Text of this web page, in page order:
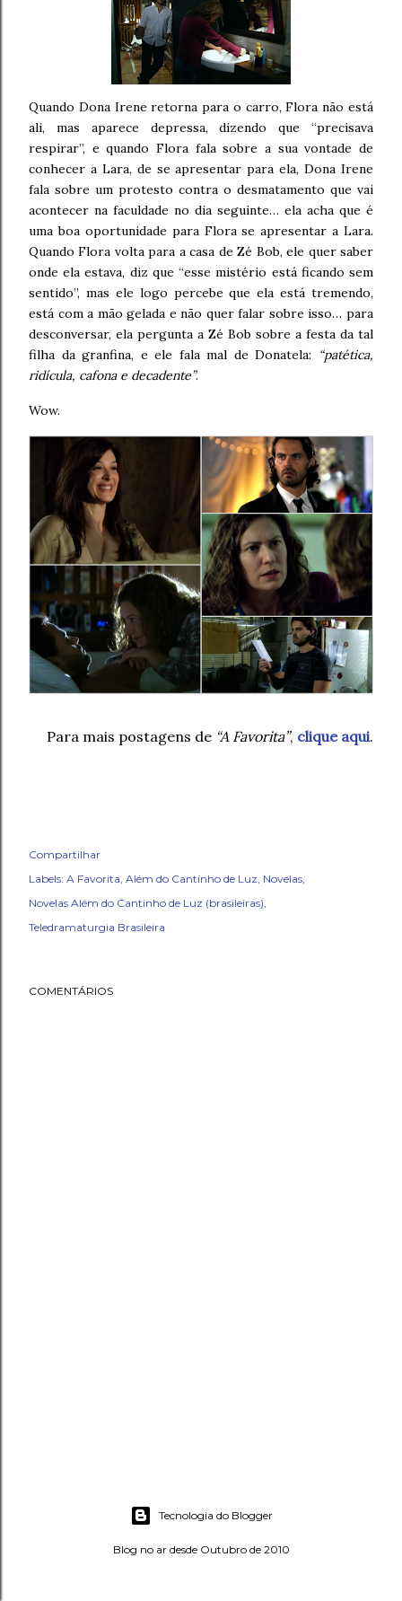
Quando Dona Irene retorna para o carro, Flora não está
ali, mas aparece depressa, dizendo que “precisava
respirar”, e quando Flora fala sobre a sua vontade de
conhecer a Lara, de se apresentar para ela, Dona Irene
fala sobre um protesto contra o desmatamento que vai
acontecer na faculdade no dia seguinte… ela acha que é
uma boa oportunidade para Flora se apresentar a Lara.
Quando Flora volta para a casa de Zé Bob, ele quer saber
onde ela estava, diz que “esse mistério está ficando sem
sentido”, mas ele logo percebe que ela está tremendo,
está com a mão gelada e não quer falar sobre isso… para
desconversar, ela pergunta a Zé Bob sobre a festa da tal
filha da granfina, e ele fala mal de Donatela:
“patética,
ridícula, cafona e decadente”.
Wow.
Para mais postagens de “A Favorita”, clique aqui.
Compartilhar
Labels: A Favorita Além do Cantinho de Luz Novelas
Novelas Além do Cantinho de Luz (brasileiras)
Teledramaturgia Brasileira
COMENTÁRIOS
Tecnologia do Blogger
Blog no ar desde Outubro de 2010